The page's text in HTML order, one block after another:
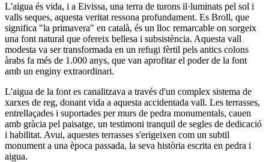
L'aigua és vida, i a Eivissa, una terra de turons il·luminats pel sol i
valls seques, aquesta veritat ressona profundament. Es Broll, que
significa "la primavera" en català, és un lloc remarcable on sorgeix
una font natural que ofereix bellesa i subsistència. Aquesta vall
modesta va ser transformada en un refugi fèrtil pels antics colons
àrabs fa més de 1.000 anys, que van aprofitar el poder de la font
amb un enginy extraordinari.
L'aigua de la font es canalitzava a través d'un complex sistema de
xarxes de reg, donant vida a aquesta accidentada vall. Les terrasses,
entrellaçades i suportades per murs de pedra monumentals, cauen
amb gràcia pel paisatge, un testimoni tranquil de segles de dedicació
i habilitat. Avui, aquestes terrasses s'erigeixen com un subtil
monument a una època passada, la seva història escrita en pedra i
aigua.